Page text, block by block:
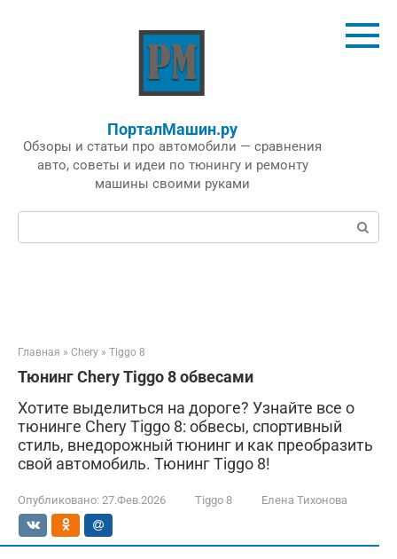
ПорталМашин.ру
Обзоры и статьи про автомобили — сравнения
авто, советы и идеи по тюнингу и ремонту
машины своими руками
Поиск:
Главная » Chery » Tiggo 8
Тюнинг Chery Tiggo 8 обвесами
Хотите выделиться на дороге? Узнайте все о
тюнинге Chery Tiggo 8: обвесы, спортивный
стиль, внедорожный тюнинг и как преобразить
свой автомобиль. Тюнинг Tiggo 8!
Опубликовано: 27.Фев.2026 Tiggo 8 Елена Тихонова